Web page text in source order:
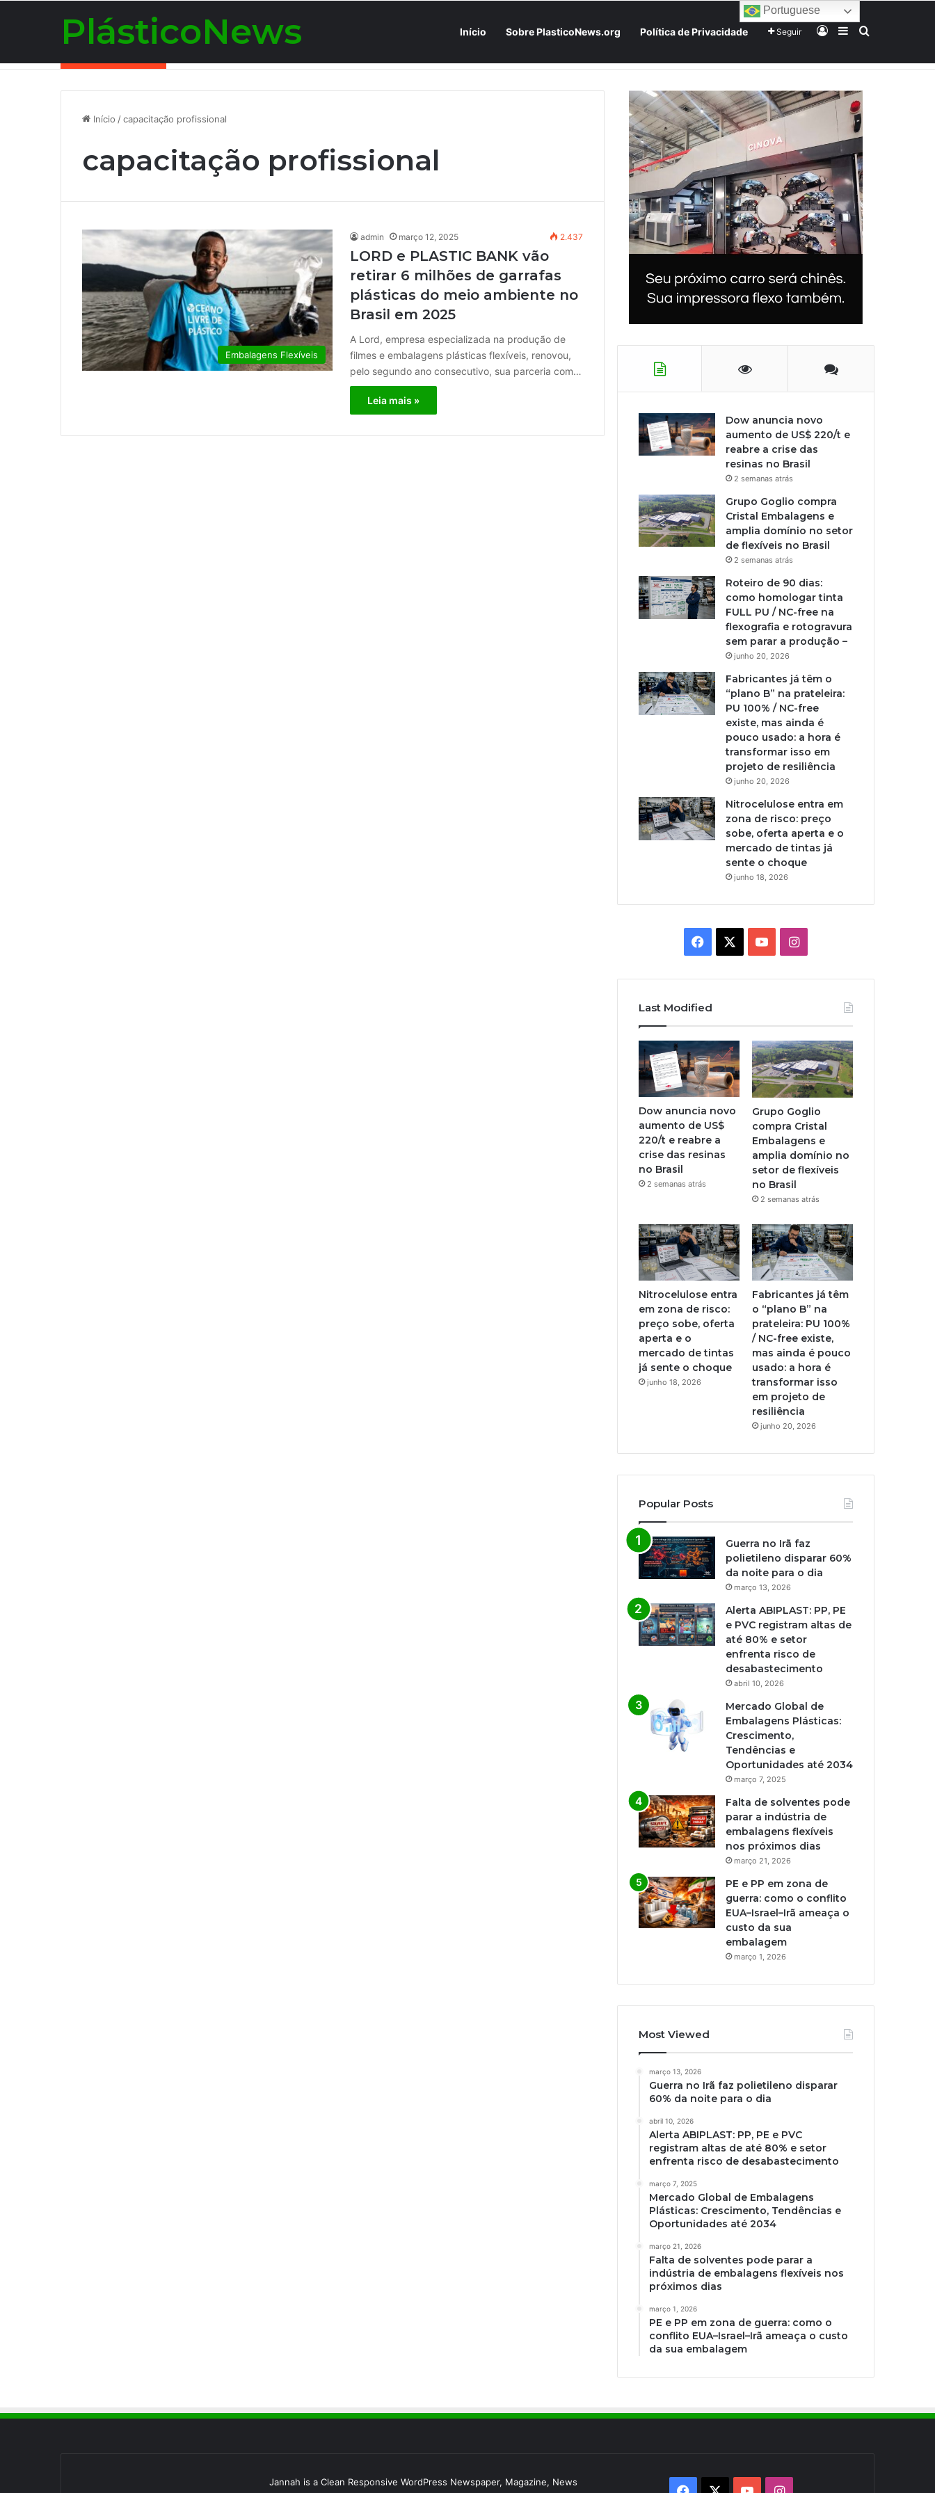
PlásticoNews Início Sobre PlasticoNews.org Política de Privacidade Seguir EntrarBarra Lateral
Procurar por
Início /capacitação profissional
capacitação profissional
Embalagens Flexíveis
admin março 12, 2025 2.437
LORD e PLASTIC BANK vão
retirar 6 milhões de garrafas
plásticas do meio ambiente no
Brasil em 2025
A Lord, empresa especializada na produção de
filmes e embalagens plásticas flexíveis, renovou,
pelo segundo ano consecutivo, sua parceria com…
Leia mais »
Dow anuncia novo
aumento de US$ 220/t e
reabre a crise das
resinas no Brasil
2 semanas atrás
Grupo Goglio compra
Cristal Embalagens e
amplia domínio no setor
de flexíveis no Brasil
2 semanas atrás
Roteiro de 90 dias:
como homologar tinta
FULL PU / NC-free na
flexografia e rotogravura
sem parar a produção –
junho 20, 2026
Fabricantes já têm o
“plano B” na prateleira:
PU 100% / NC-free
existe, mas ainda é
pouco usado: a hora é
transformar isso em
projeto de resiliência
junho 20, 2026
Nitrocelulose entra em
zona de risco: preço
sobe, oferta aperta e o
mercado de tintas já
sente o choque
junho 18, 2026
Facebook YouTubeInstagram
Last Modified
Dow anuncia novo
aumento de US$
220/t e reabre a
crise das resinas
no Brasil
2 semanas atrás
Grupo Goglio
compra Cristal
Embalagens e
amplia domínio no
setor de flexíveis
no Brasil
2 semanas atrás
Nitrocelulose entra
em zona de risco:
preço sobe, oferta
aperta e o
mercado de tintas
já sente o choque
junho 18, 2026
Fabricantes já têm
o “plano B” na
prateleira: PU 100%
/ NC-free existe,
mas ainda é pouco
usado: a hora é
transformar isso
em projeto de
resiliência
junho 20, 2026
Popular Posts
Guerra no Irã faz
polietileno disparar 60%
da noite para o dia
março 13, 2026
Alerta ABIPLAST: PP, PE
e PVC registram altas de
até 80% e setor
enfrenta risco de
desabastecimento
abril 10, 2026
Mercado Global de
Embalagens Plásticas:
Crescimento,
Tendências e
Oportunidades até 2034
março 7, 2025
Falta de solventes pode
parar a indústria de
embalagens flexíveis
nos próximos dias
março 21, 2026
PE e PP em zona de
guerra: como o conflito
EUA–Israel–Irã ameaça o
custo da sua
embalagem
março 1, 2026
Most Viewed
março 13, 2026
Guerra no Irã faz polietileno disparar
60% da noite para o dia
abril 10, 2026
Alerta ABIPLAST: PP, PE e PVC
registram altas de até 80% e setor
enfrenta risco de desabastecimento
março 7, 2025
Mercado Global de Embalagens
Plásticas: Crescimento, Tendências e
Oportunidades até 2034
março 21, 2026
Falta de solventes pode parar a
indústria de embalagens flexíveis nos
próximos dias
março 1, 2026
PE e PP em zona de guerra: como o
conflito EUA–Israel–Irã ameaça o custo
da sua embalagem
Jannah is a Clean Responsive WordPress Newspaper, Magazine, News
Facebook YouTubeInstagram
Portuguese